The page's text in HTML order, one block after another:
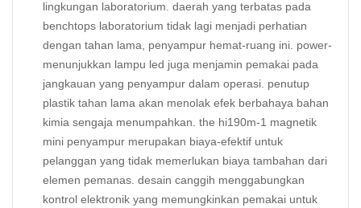
lingkungan laboratorium. daerah yang terbatas pada
benchtops laboratorium tidak lagi menjadi perhatian
dengan tahan lama, penyampur hemat-ruang ini. power-
menunjukkan lampu led juga menjamin pemakai pada
jangkauan yang penyampur dalam operasi. penutup
plastik tahan lama akan menolak efek berbahaya bahan
kimia sengaja menumpahkan. the hi190m-1 magnetik
mini penyampur merupakan biaya-efektif untuk
pelanggan yang tidak memerlukan biaya tambahan dari
elemen pemanas. desain canggih menggabungkan
kontrol elektronik yang memungkinkan pemakai untuk